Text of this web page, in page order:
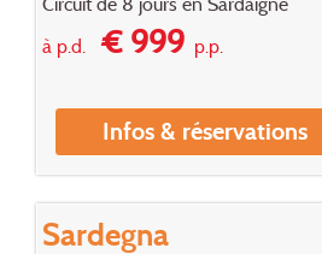
à p.d.€ 999p.p.
Infos & réservations
Sardegna